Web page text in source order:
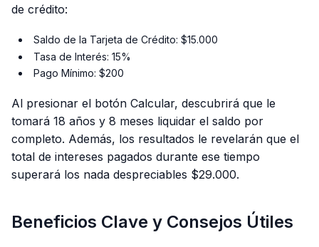
de crédito:
Saldo de la Tarjeta de Crédito: $15.000
Tasa de Interés: 15%
Pago Mínimo: $200
Al presionar el botón Calcular, descubrirá que le
tomará 18 años y 8 meses liquidar el saldo por
completo. Además, los resultados le revelarán que el
total de intereses pagados durante ese tiempo
superará los nada despreciables $29.000.
Beneficios Clave y Consejos Útiles